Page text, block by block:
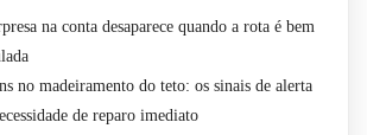
na conta desaparece quando a rota é bem
no madeiramento do teto: os sinais de alerta
de reparo imediato